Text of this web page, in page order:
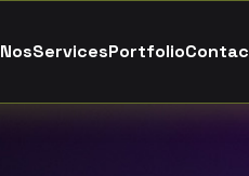
NosServicesPortfolioContac